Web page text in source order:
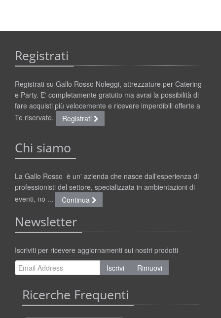
Registrati
Registrati su Gallo Rosso Noleggi, attrezzature per Catering
e Party. E' completamente gratuito ma avrai la possibilità di
fare acquisti più velocemente e ricevere imperdibili offerte a
Te riservate.
Registrati
Chi siamo
La Gallo Rosso è un' azienda che nasce dall'esperienza di
professionisti del settore, specializzata in ambientazioni di
eventi, no ...
Continua
Newsletter
Iscriviti per ricevere aggiornamenti sui nostri prodotti
Iscrivi
Rimuovi
Ricerche Frequenti